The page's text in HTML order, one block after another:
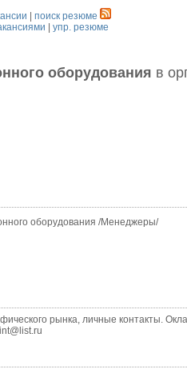
поиск резюме
|упр. резюме
оборудования в
оборудования /Менеджеры/
рынка, личные контакты.